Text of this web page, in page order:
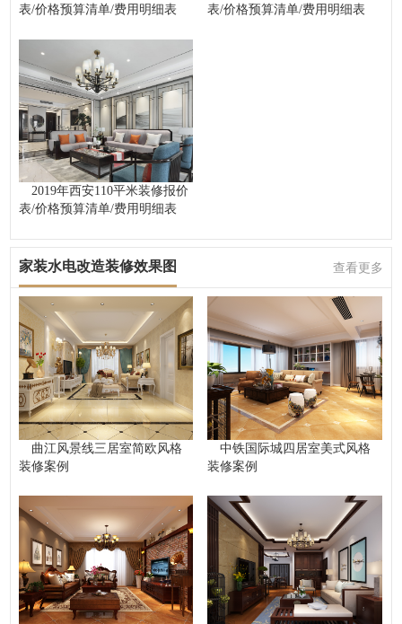
表/价格预算清单/费用明细表 表/价格预算清单/费用明细表
2019年西安110平米装修报价
表/价格预算清单/费用明细表
家装水电改造装修效果图 查看更多
曲江风景线三居室简欧风格
装修案例
中铁国际城四居室美式风格
装修案例